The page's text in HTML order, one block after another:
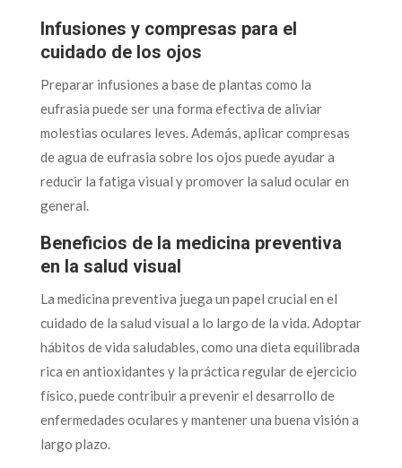
Infusiones y compresas para el
cuidado de los ojos
Preparar infusiones a base de plantas como la
eufrasia puede ser una forma efectiva de aliviar
molestias oculares leves. Además, aplicar compresas
de agua de eufrasia sobre los ojos puede ayudar a
reducir la fatiga visual y promover la salud ocular en
general.
Beneficios de la medicina preventiva
en la salud visual
La medicina preventiva juega un papel crucial en el
cuidado de la salud visual a lo largo de la vida. Adoptar
hábitos de vida saludables, como una dieta equilibrada
rica en antioxidantes y la práctica regular de ejercicio
físico, puede contribuir a prevenir el desarrollo de
enfermedades oculares y mantener una buena visión a
largo plazo.